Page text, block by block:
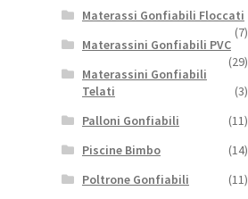
Materassi Gonfiabili Floccati
(7)
Materassini Gonfiabili PVC
(29)
Materassini Gonfiabili
Telati
(3)
Palloni Gonfiabili
(11)
Piscine Bimbo
(14)
Poltrone Gonfiabili
(11)